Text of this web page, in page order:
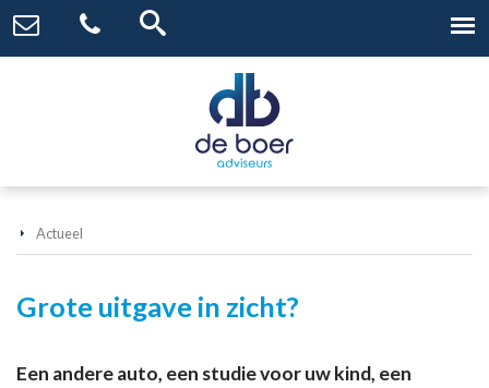
Actueel
Grote uitgave in zicht?
Een andere auto, een studie voor uw kind, een